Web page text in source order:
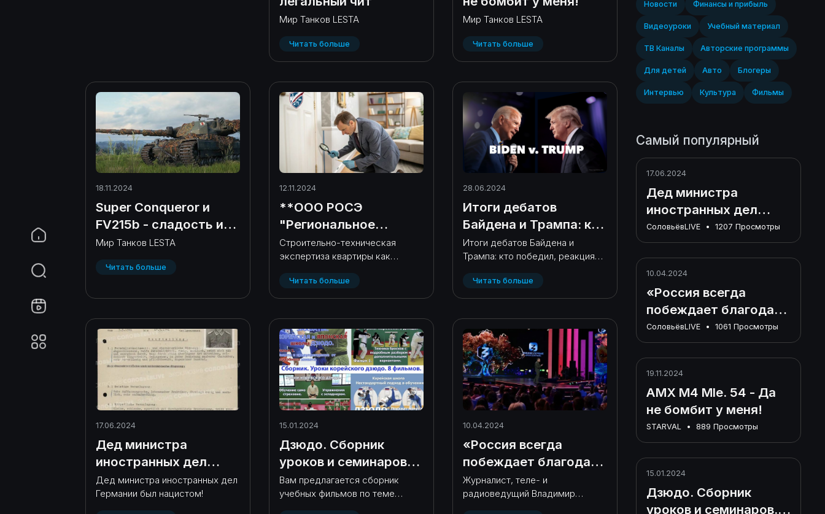
Мир Танков LESTA
Читать больше
Мир Танков LESTA
Читать больше
18.11.2024
Super Conqueror и
FV215b - сладость или
гадость?
Мир Танков LESTA
Читать больше
12.11.2024
**ООО РОСЭ
"Региональное
общество судебных
экспертов" 🏢**
Строительно-техническая
экспертиза квартиры как
безопасности!* В условиях
активного строительства и
сталкиваются с недост..
Читать больше
28.06.2024
Итоги дебатов
Байдена и Трампа: кто
победил, реакция
России, что дальше
Итоги дебатов Байдена и
Трампа: кто победил, реакция
Читать больше
17.06.2024
Дед министра
иностранных дел
Германии был
нацистом!
Дед министра иностранных дел
Германии был нацистом!
15.01.2024
Дзюдо. Сборник
уроков и семинаров.
Школа корейского
дзюдо. Обучение.
Вам предлагается сборник
учебных фильмов по теме
10.04.2024
«Россия всегда
побеждает благодаря
величию русского
народа»:
Журналист, теле- и
радиоведущий Владимир
Новости Финансы и прибыль
Видеоуроки Учебный материал
ТВ Каналы Авторские программы
Для детей Авто Блогеры
Интервью Культура Фильмы
Самый популярный
17.06.2024
Дед министра
иностранных дел
Германии был
нацистом!
СоловьёвLIVE • 1207 Просмотры
10.04.2024
«Россия всегда
побеждает благодаря
величию русского
народа»:
телеведущий
Владимир Соловьев
выступил на
Просветительском
марафоне
Знание.Первые.........
СоловьёвLIVE • 1061 Просмотры
19.11.2024
AMX M4 Mle. 54 - Да
не бомбит у меня!
STARVAL • 889 Просмотры
15.01.2024
Дзюдо. Сборник
уроков и семинаров.